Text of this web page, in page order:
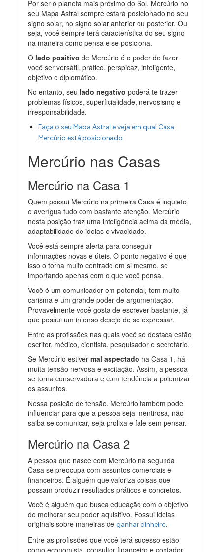
Por ser o planeta mais próximo do Sol, Mercúrio no
seu Mapa Astral sempre estará posicionado no seu
signo solar, no signo solar anterior ou posterior. Ou
seja, você sempre terá característica do seu signo
na maneira como pensa e se posiciona.
O lado positivo de Mercúrio é o poder de fazer
você ser versátil, prático, perspicaz, inteligente,
objetivo e diplomático.
No entanto, seu lado negativo poderá te trazer
problemas físicos, superficialidade, nervosismo e
irresponsabilidade.
Faça o seu Mapa Astral e veja em qual Casa
Mercúrio está posicionado
Mercúrio nas Casas
Mercúrio na Casa 1
Quem possui Mercúrio na primeira Casa é inquieto
e averígua tudo com bastante atenção. Mercúrio
nesta posição traz uma inteligência acima da média,
adaptabilidade de ideias e vivacidade.
Você está sempre alerta para conseguir
informações novas e úteis. O ponto negativo é que
isso o torna muito centrado em si mesmo, se
importando apenas com o que você pensa.
Você é um comunicador em potencial, tem muito
carisma e um grande poder de argumentação.
Provavelmente você gosta de escrever bastante, já
que possui um intenso desejo de se expressar.
Entre as profissões nas quais você se destaca estão
escritor, médico, cientista, pesquisador e secretário.
Se Mercúrio estivermal aspectado na Casa 1, há
muita tensão nervosa e excitação. Assim, a pessoa
se torna conservadora e com tendência a polemizar
os assuntos.
Nessa posição de tensão, Mercúrio também pode
influenciar para que a pessoa seja mentirosa, não
saiba se comunicar, seja prolixa e fale sem pensar.
Mercúrio na Casa 2
A pessoa que nasce com Mercúrio na segunda
Casa se preocupa com assuntos comerciais e
financeiros. É alguém que valoriza coisas que
possam produzir resultados práticos e concretos.
Você é alguém que busca educação com o objetivo
de melhorar seu poder aquisitivo. Possui ideias
originais sobre maneiras deganhar dinheiro.
Entre as profissões que você terá sucesso estão
como economista, consultor financeiro e contador.